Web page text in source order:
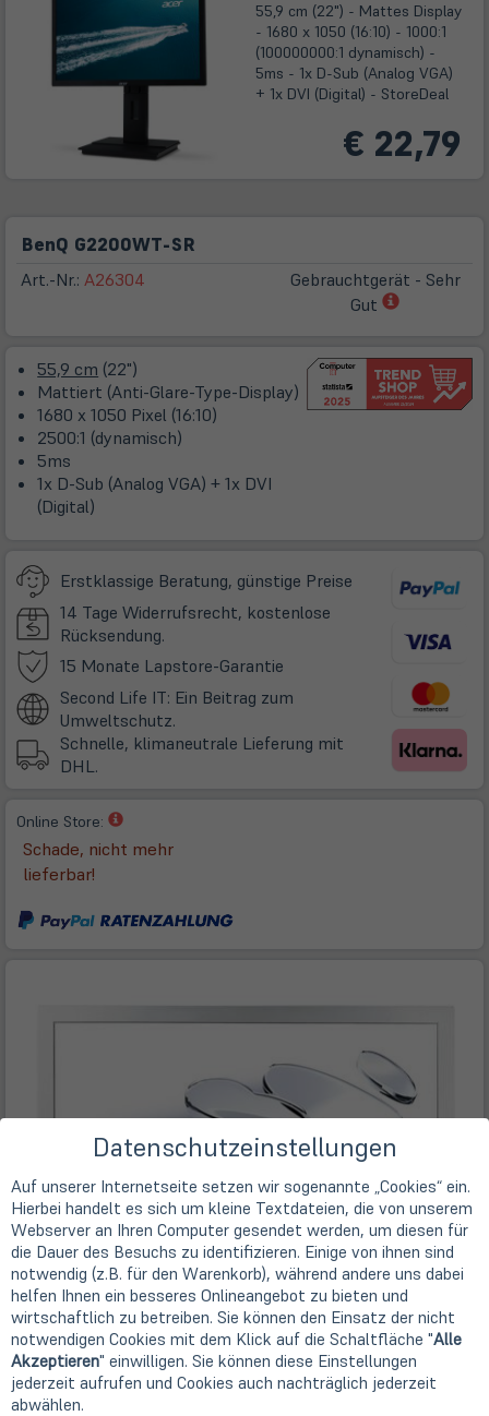
55,9 cm (22") - Mattes Display
- 1680 x 1050 (16:10) - 1000:1
(100000000:1 dynamisch) -
5ms - 1x D-Sub (Analog VGA)
+ 1x DVI (Digital) - StoreDeal
€ 22,79
BenQ G2200WT-SR
Art.-Nr.: A26304
Gebrauchtgerät - Sehr
Gut
(öffnet
Tab)
55,9 cm (22")
Mattiert (Anti-Glare-Type-Display)
1680 x 1050 Pixel (16:10)
2500:1 (dynamisch)
5ms
1x D-Sub (Analog VGA) + 1x DVI
(Digital)
Erstklassige Beratung, günstige Preise
14 Tage Widerrufsrecht, kostenlose
Rücksendung.
15 Monate Lapstore-Garantie
neuem
Second Life IT: Ein Beitrag zum
Umweltschutz.
Schnelle, klimaneutrale Lieferung mit
DHL.
Online Store:
(öffnet
in
neuem
Schade, nicht mehr
lieferbar!
Datenschutzeinstellungen
Auf unserer Internetseite setzen wir sogenannte „Cookies“ ein.
Hierbei handelt es sich um kleine Textdateien, die von unserem
Webserver an Ihren Computer gesendet werden, um diesen für
die Dauer des Besuchs zu identifizieren. Einige von ihnen sind
notwendig (z.B. für den Warenkorb), während andere uns dabei
helfen Ihnen ein besseres Onlineangebot zu bieten und
wirtschaftlich zu betreiben. Sie können den Einsatz der nicht
notwendigen Cookies mit dem Klick auf die Schaltfläche "Alle
Akzeptieren" einwilligen. Sie können diese Einstellungen
jederzeit aufrufen und Cookies auch nachträglich jederzeit
abwählen.